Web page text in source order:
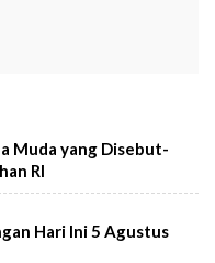
Muda yang Disebut-
RI
Hari Ini 5 Agustus